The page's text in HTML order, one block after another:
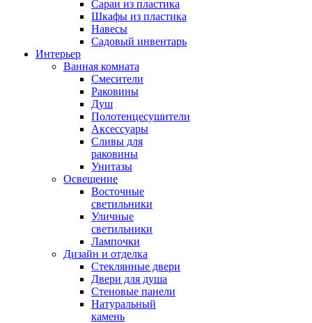
Сараи из пластика
Шкафы из пластика
Навесы
Садовый инвентарь
Интерьер
Ванная комната
Смесители
Раковины
Душ
Полотенцесушители
Аксессуары
Сливы для
раковины
Унитазы
Освещение
Восточные
светильники
Уличные
светильники
Лампочки
Дизайн и отделка
Стеклянные двери
Двери для душа
Стеновые панели
Натуральный
камень